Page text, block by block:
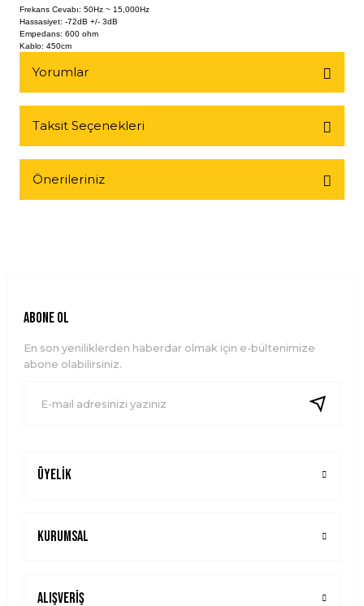
Frekans Cevabı: 50Hz ~ 15,000Hz
Hassasiyet: -72dB +/- 3dB
Empedans: 600 ohm
Kablo: 450cm
Yorumlar
Taksit Seçenekleri
Önerileriniz
Ürün resmi kalitesiz, bozuk veya görüntülenemiyor.
Ürün bilgilerinde hatalar bulunuyor.
Bu ürüne benzer farklı alternatifler olmalı.
Üyelik
Kurumsal
Alışveriş
ABONE OL
En son yeniliklerden haberdar olmak için e-bültenimize
abone olabilirsiniz.